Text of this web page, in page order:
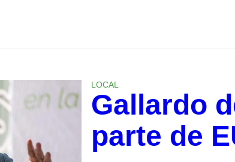
LOCAL
Gallardo
parte de